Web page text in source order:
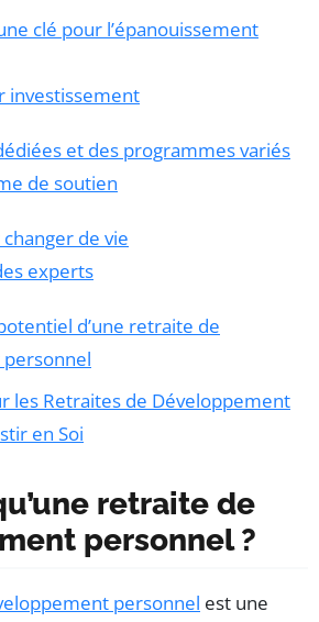
clé pour l’épanouissement
investissement
et des programmes variés
de soutien
de vie
experts
d’une retraite de
les Retraites de Développement
en Soi
retraite de
personnel ?
personnel est une